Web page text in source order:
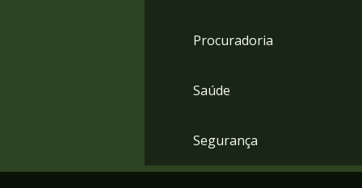
Procuradoria
Saúde
Segurança